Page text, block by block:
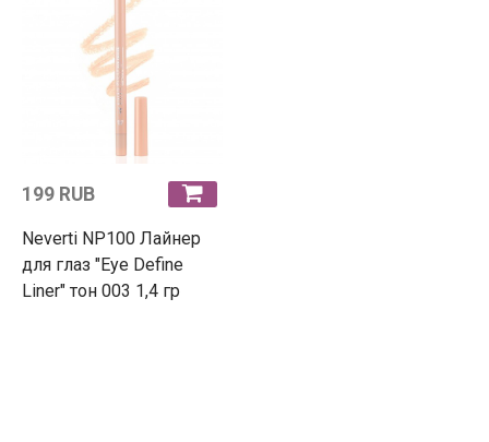
199 RUB
Neverti NP100 Лайнер
для глаз "Eye Define
Liner" тон 003 1,4 гр